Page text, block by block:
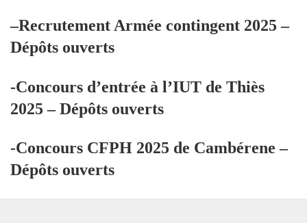
–Recrutement Armée contingent 2025 –
Dépôts ouverts
-Concours d’entrée à l’IUT de Thiès
2025 – Dépôts ouverts
-Concours CFPH 2025 de Cambérene –
Dépôts ouverts